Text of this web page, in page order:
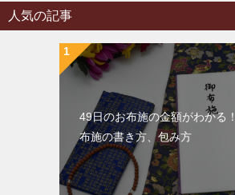
人気の記事
49日のお布施の金額がわかる
布施の書き方、包み方